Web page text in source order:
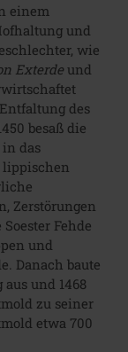
einem
und
wie
Exterde und
des
besaß die
das
lippischen
Zerstörungen
Fehde
und
Danach baute
und 1468
zu seiner
etwa 700